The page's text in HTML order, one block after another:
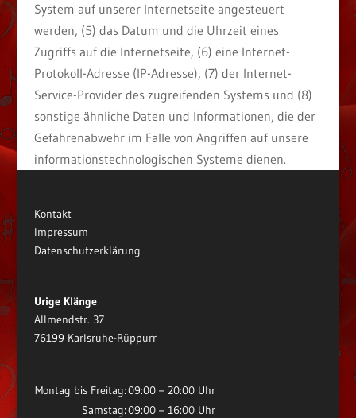
System auf unserer Internetseite angesteuert
werden, (5) das Datum und die Uhrzeit eines
Zugriffs auf die Internetseite, (6) eine Internet-
Protokoll-Adresse (IP-Adresse), (7) der Internet-
Service-Provider des zugreifenden Systems und (8)
sonstige ähnliche Daten und Informationen, die der
Gefahrenabwehr im Falle von Angriffen auf unsere
informationstechnologischen Systeme dienen.
Kontakt
Impressum
Datenschutzerklärung
Urige Klänge
Allmendstr. 37
76199 Karlsruhe-Rüppurr
Montag bis Freitag:09:00 – 20:00 Uhr
Samstag:09:00 – 16:00 Uhr